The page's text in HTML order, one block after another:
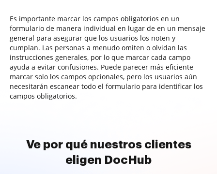
Es importante marcar los campos obligatorios en un
formulario de manera individual en lugar de en un mensaje
general para asegurar que los usuarios los noten y
cumplan. Las personas a menudo omiten o olvidan las
instrucciones generales, por lo que marcar cada campo
ayuda a evitar confusiones. Puede parecer más eficiente
marcar solo los campos opcionales, pero los usuarios aún
necesitarán escanear todo el formulario para identificar los
campos obligatorios.
Ve por qué nuestros clientes
eligen DocHub